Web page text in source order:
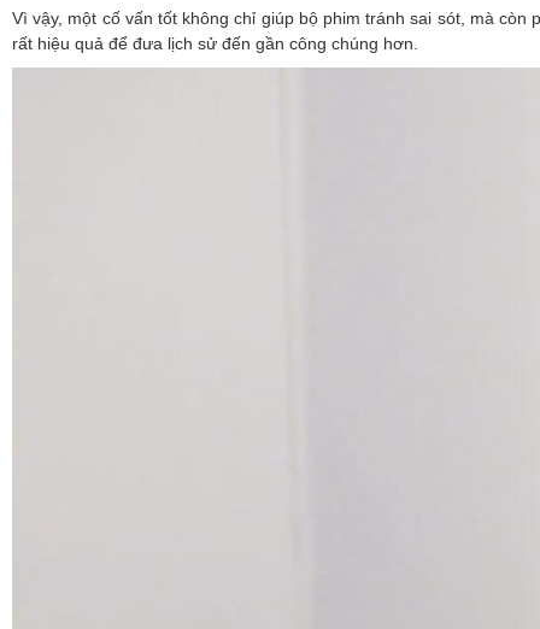
Vì vậy, một cố vấn tốt không chỉ giúp bộ phim tránh sai sót, mà
rất hiệu quả để đưa lịch sử đến gần công chúng hơn.